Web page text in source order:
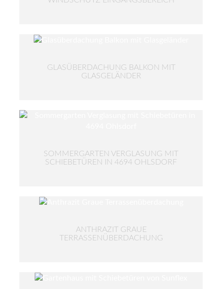
GLASÜBERDACHUNG BALKON MIT
GLASGELÄNDER
SOMMERGARTEN VERGLASUNG MIT
SCHIEBETÜREN IN 4694 OHLSDORF
ANTHRAZIT GRAUE
TERRASSENÜBERDACHUNG